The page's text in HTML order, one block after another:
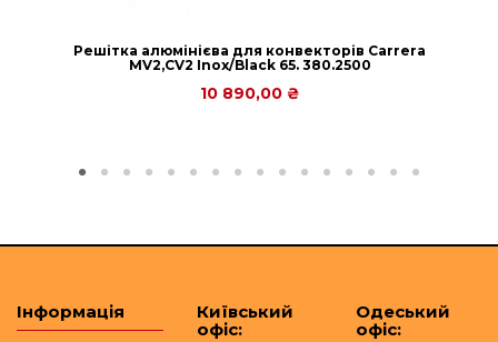
Решітка алюмінієва для конвекторів Carrera
МV2,СV2 Inox/Black 65. 380.2500
10 890,00 ₴
Інформація
Київський
офіс:
Одеський
офіс: